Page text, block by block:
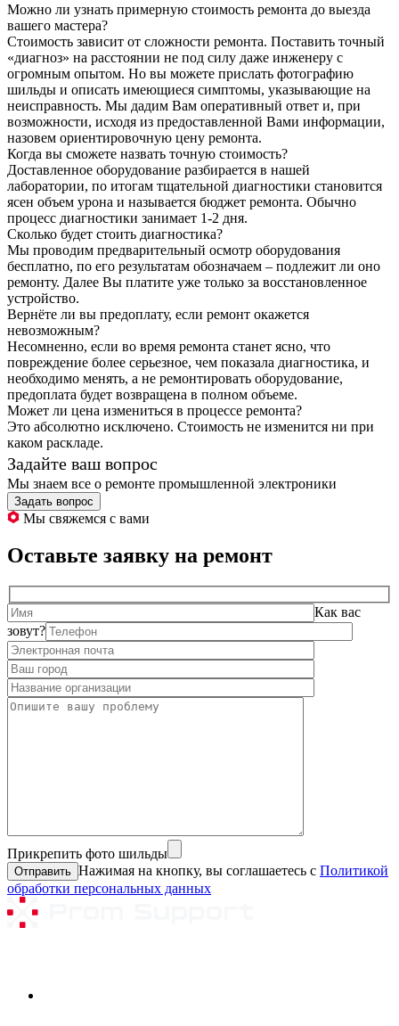
Можно ли узнать примерную стоимость ремонта до выезда
вашего мастера?
Стоимость зависит от сложности ремонта. Поставить точный
«диагноз» на расстоянии не под силу даже инженеру с
огромным опытом. Но вы можете прислать фотографию
шильды и описать имеющиеся симптомы, указывающие на
неисправность. Мы дадим Вам оперативный ответ и, при
возможности, исходя из предоставленной Вами информации,
назовем ориентировочную цену ремонта.
Когда вы сможете назвать точную стоимость?
Доставленное оборудование разбирается в нашей
лаборатории, по итогам тщательной диагностики становится
ясен объем урона и называется бюджет ремонта. Обычно
процесс диагностики занимает 1-2 дня.
Сколько будет стоить диагностика?
Мы проводим предварительный осмотр оборудования
бесплатно, по его результатам обозначаем – подлежит ли оно
ремонту. Далее Вы платите уже только за восстановленное
устройство.
Вернёте ли вы предоплату, если ремонт окажется
невозможным?
Несомненно, если во время ремонта станет ясно, что
повреждение более серьезное, чем показала диагностика, и
необходимо менять, а не ремонтировать оборудование,
предоплата будет возвращена в полном объеме.
Может ли цена измениться в процессе ремонта?
Это абсолютно исключено. Стоимость не изменится ни при
каком раскладе.
Задайте ваш вопрос
Мы знаем все о ремонте промышленной электроники
Задать вопрос
Мы свяжемся с вами
Оставьте заявку на ремонт
Как вас
зовут?
Прикрепить фото шильды
Нажимая на кнопку, вы соглашаетесь с Политикой
обработки персональных данных